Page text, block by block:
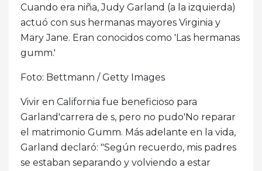
Cuando era niña, Judy Garland (a la izquierda)
actuó con sus hermanas mayores Virginia y
Mary Jane. Eran conocidos como 'Las hermanas
gumm.'
Foto: Bettmann / Getty Images
Vivir en California fue beneficioso para
Garland'carrera de s, pero no pudo'No reparar
el matrimonio Gumm. Más adelante en la vida,
Garland declaró: "Según recuerdo, mis padres
se estaban separando y volviendo a estar